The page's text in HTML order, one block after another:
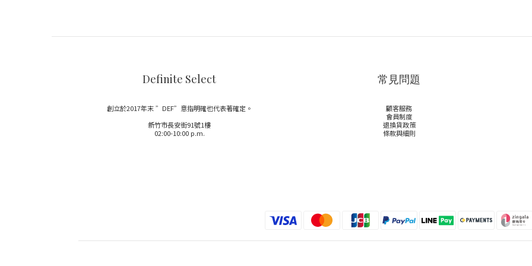
Definite Select
創立於2017年末 ”DEF”意指明確也代表著確定。
新竹市長安街91號1樓
02:00-10:00 p.m.
常見問題
顧客服務
會員制度
退換貨政策
條款與細則